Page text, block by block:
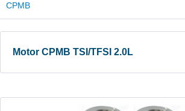
CPMB
Motor CPMB TSI/TFSI 2.0L